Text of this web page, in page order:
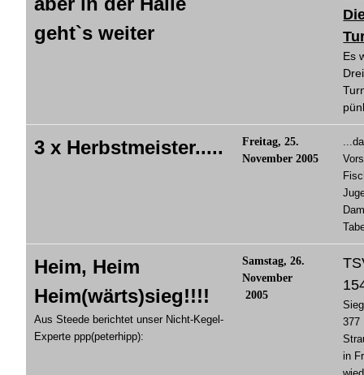
geht`s weiter
Es
3 x Herbstmeister.....
Freitag, 25.
November 2005
Heim, Heim
Heim(wärts)sieg!!!!
Aus Steede berichtet unser Nicht-Kegel-
Experte ppp(peterhipp):
Samstag, 26.
November
2005
377
in